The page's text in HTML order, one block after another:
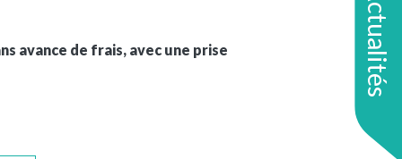
Actualités
avance de frais, avec une prise